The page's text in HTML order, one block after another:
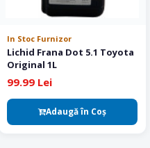
In Stoc Furnizor
Lichid Frana Dot 5.1 Toyota
Original 1L
99.99 Lei
Adaugă în Coş